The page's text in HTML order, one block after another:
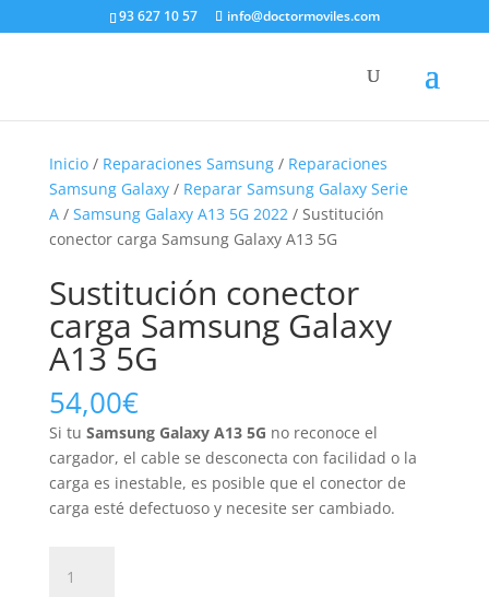
93 627 10 57 info@doctormoviles.com
Inicio/ Reparaciones Samsung/ Reparaciones
Samsung Galaxy/ Reparar Samsung Galaxy Serie
A/ Samsung Galaxy A13 5G 2022/ Sustitución
conector carga Samsung Galaxy A13 5G
Sustitución conector
carga Samsung Galaxy
A13 5G
54,00€
Si tu Samsung Galaxy A13 5G no reconoce el
cargador, el cable se desconecta con facilidad o la
carga es inestable, es posible que el conector de
carga esté defectuoso y necesite ser cambiado.
conector